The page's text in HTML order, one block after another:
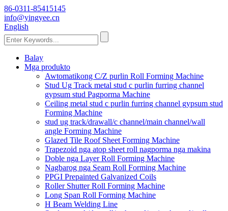
86-0311-85415145
info@yingyee.cn
English
Balay
Mga produkto
Awtomatikong C/Z purlin Roll Forming Machine
Stud Ug Track metal stud c purlin furring channel
gypsum stud Pagporma Machine
Ceiling metal stud c purlin furring channel gypsum stud
Forming Machine
stud ug track/drawall/c channel/main channel/wall
angle Forming Machine
Glazed Tile Roof Sheet Forming Machine
Trapezoid nga atop sheet roll nagporma nga makina
Doble nga Layer Roll Forming Machine
Nagbarog nga Seam Roll Forming Machine
PPGI Prepainted Galvanized Coils
Roller Shutter Roll Forming Machine
Long Span Roll Forming Machine
H Beam Welding Line